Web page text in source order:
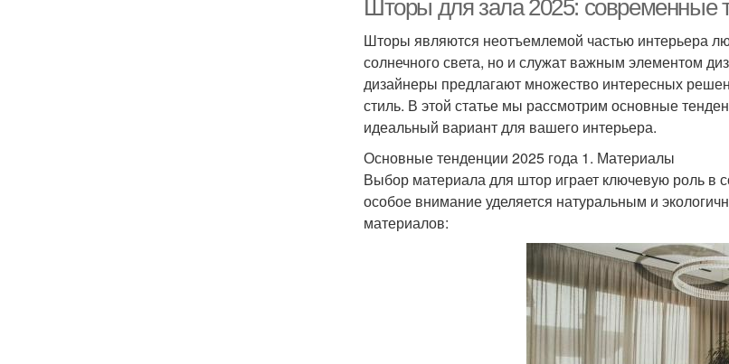
Шторы для зала 2025: современные
Шторы являются неотъемлемой частью интерьера
солнечного света, но и служат важным элементом
дизайнеры предлагают множество интересных
стиль. В этой статье мы рассмотрим основные
идеальный вариант для вашего интерьера.
Основные тенденции 2025 года 1. Материалы
Выбор материала для штор играет ключевую роль в
особое внимание уделяется натуральным и
материалов: